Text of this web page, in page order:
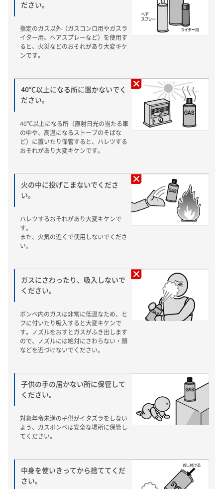
ださい。
指定のガス以外（ガスコンロ用やガスラ
イター用、ヘアスプレーなど）を使用す
ると、火災などのおそれがあり大変キケ
ンです。
40℃以上になる所に置かないでく
ださい。
40℃以上になる所（直射日光の当たる車
の中や、高温になるストーブのそばな
ど）に置いたり保管すると、ハレツする
おそれがあり大変キケンです。
火の中に投げこまないでくださ
い。
ハレツするおそれがあり大変キケンで
す。
また、火気の近くで使用しないでくださ
い。
ガスにさわったり、吸入しないで
ください。
ボンベ内のガスは非常に低温なため、ヒ
フに付いたり吸入すると大変キケンで
す。ノズルをおすとガスがふき出します
ので、ノズルには絶対にさわらない・顔
などを近づけないでください。
子供の手の届かない所に保管して
ください。
対象年令未満の子供がイタズラをしない
よう、ガスボンベは安全な場所に保管し
てください。
中身を使いきってから捨ててくだ
さい。